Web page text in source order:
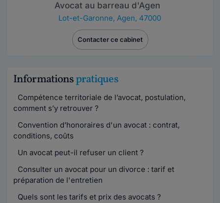
Avocat au barreau d'Agen
Lot-et-Garonne, Agen, 47000
Contacter ce cabinet
Informationspratiques
Compétence territoriale de l’avocat, postulation,
comment s’y retrouver ?
Convention d’honoraires d'un avocat : contrat,
conditions, coûts
Un avocat peut-il refuser un client ?
Consulter un avocat pour un divorce : tarif et
préparation de l'entretien
Quels sont les tarifs et prix des avocats ?